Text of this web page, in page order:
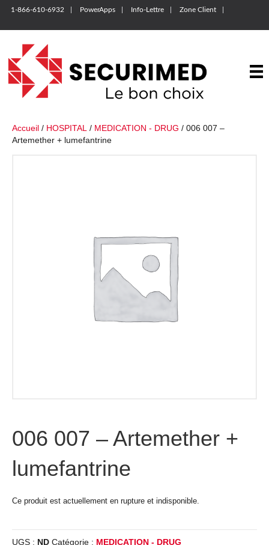
1-866-610-6932 PowerApps Info-Lettre Zone Client
Accueil / HOSPITAL / MEDICATION - DRUG / 006 007 –
Artemether + lumefantrine
006 007 – Artemether +
lumefantrine
Ce produit est actuellement en rupture et indisponible.
UGS : ND Catégorie : MEDICATION - DRUG